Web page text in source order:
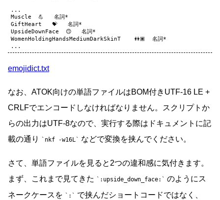
...
Muscle  💪   名詞*
GiftHeart   💝   名詞*
UpsideDownFace  🙃   名詞*
WomenHoldingHandsMediumDarkSkinT    👭🏾  名詞*
emojidict.txt
なお、ATOK向けの単語ファイルはBOM付きUTF-16 LE +
CRLFでエンコードしなければなりません。スクリプトか
らの出力はUTF-8なので、実行する際はドキュメントに記
載の通り
nkf -w16L などで変換を挟んでください。
さて、単語ファイルを見ると2つの違和感に気付きます。
まず、これまで見てきた
:upside_down_face:
のようにス
ネークケースを
: で挟んだショートコードではなく、